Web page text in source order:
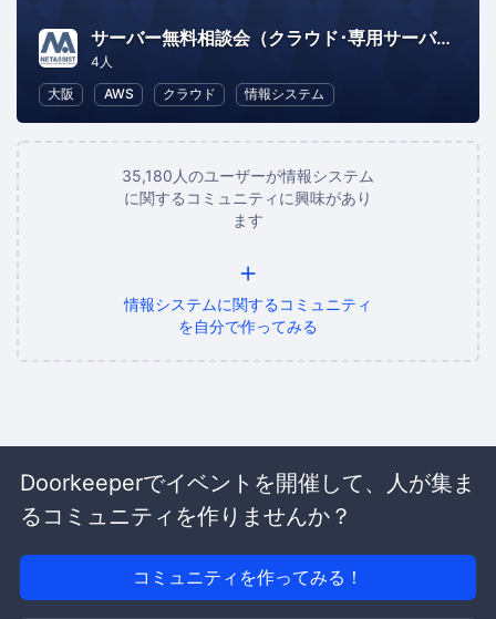
サーバー無料相談会（クラウド･専用サーバー･VPS･オンプレ等）
4人
大阪
AWS クラウド 情報システム
35,180人のユーザーが情報システム
に関するコミュニティに興味があり
ます
+
情報システムに関するコミュニティ
を自分で作ってみる
Doorkeeperでイベントを開催して、人が集ま
るコミュニティを作りませんか？
コミュニティを作ってみる！